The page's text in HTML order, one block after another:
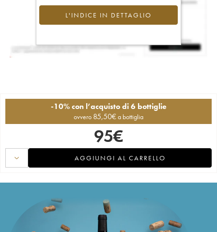
L'INDICE IN DETTAGLIO
-10% con l’acquisto di 6 bottiglie
ovvero 85,50€a bottiglia
95€
AGGIUNGI AL CARRELLO